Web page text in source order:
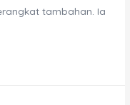
tambahan. Ia